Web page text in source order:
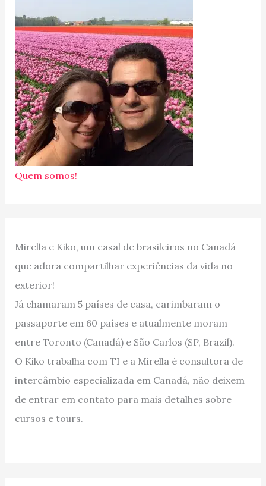
Quem somos!
Mirella e Kiko, um casal de brasileiros no Canadá
que adora compartilhar experiências da vida no
exterior!
Já chamaram 5 países de casa, carimbaram o
passaporte em 60 países e atualmente moram
entre Toronto (Canadá) e São Carlos (SP, Brazil).
O Kiko trabalha com TI e a Mirella é consultora de
intercâmbio especializada em Canadá, não deixem
de entrar em contato para mais detalhes sobre
cursos e tours.